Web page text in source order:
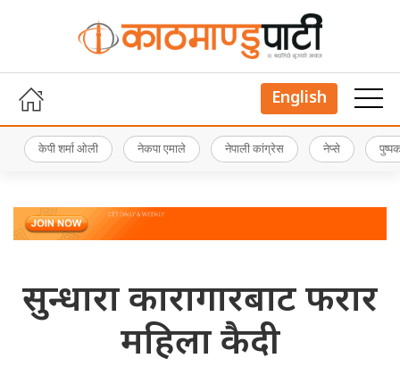
English
केपी शर्मा ओली नेकपा एमाले नेपाली कांग्रेस नेप्से
सुन्धारा कारागारबाट फरार
महिला कैदी